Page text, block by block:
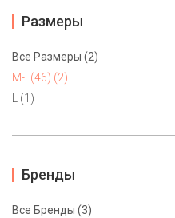
Размеры
Все Размеры (2)
M-L(46) (2)
L (1)
Бренды
Все Бренды (3)